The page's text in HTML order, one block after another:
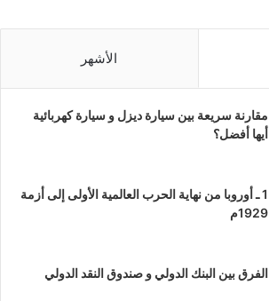
الأشهر
مقارنة سريعة بين سيارة ديزل و سيارة كهربائية
أيها أفضل؟
1 ـ أوروبا من نهاية الحرب العالمية الأولى إلى أزمة
1929م
الفرق بين البنك الدولي و صندوق النقد الدولي